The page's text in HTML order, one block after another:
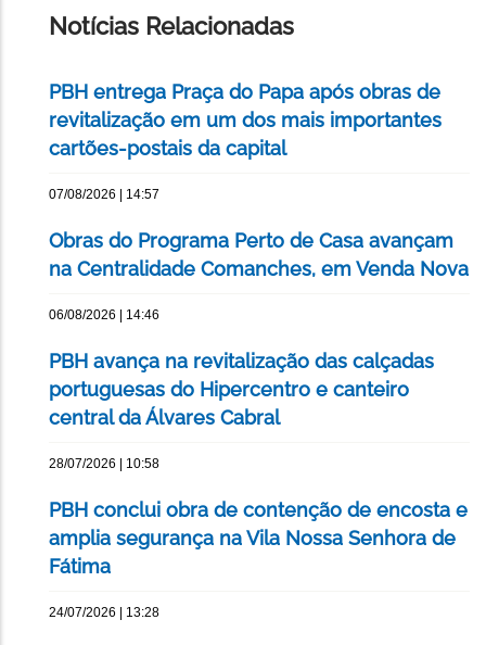
Notícias Relacionadas
PBH entrega Praça do Papa após obras de
revitalização em um dos mais importantes
cartões-postais da capital
07/08/2026 | 14:57
Obras do Programa Perto de Casa avançam
na Centralidade Comanches, em Venda Nova
06/08/2026 | 14:46
PBH avança na revitalização das calçadas
portuguesas do Hipercentro e canteiro
central da Álvares Cabral
28/07/2026 | 10:58
PBH conclui obra de contenção de encosta e
amplia segurança na Vila Nossa Senhora de
Fátima
24/07/2026 | 13:28